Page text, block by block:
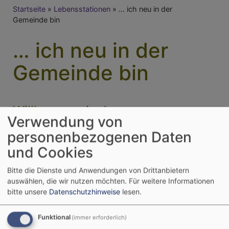
Breadcrumb
Startseite Lebensstationen
… ich neu in der
Gemeinde bin
… ich neu in der
Gemeinde bin
Willkommen in den
Kirchengemeinden Rügland und
Unternbibert!
Grüß Gott in Ihrem neuen Zuhause!
Nachdem Sie sich hoffentlich schon ein wenig
eingelebt haben, wollen Sie sich sicher auch in der
neuen Nachbarschaft umsehen. Zu dieser
Nachbarschaft gehören die evangelisch-lutherischen
Verwendung von
personenbezogenen Daten
und Cookies
Bitte die Dienste und Anwendungen von Drittanbietern
auswählen, die wir nutzen möchten. Für weitere Informationen
bitte unsere Datenschutzhinweise lesen.
Funktional (immer erforderlich)